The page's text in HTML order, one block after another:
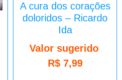
A cura dos corações
doloridos – Ricardo
Ida
Valor sugerido
R$7,99